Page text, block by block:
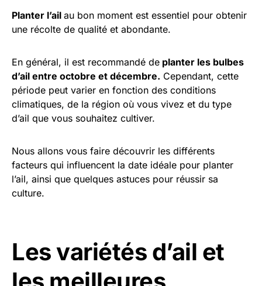
Planter l’ail au bon moment est essentiel pour obtenir
une récolte de qualité et abondante.
En général, il est recommandé de planter les bulbes
d’ail entre octobre et décembre. Cependant, cette
période peut varier en fonction des conditions
climatiques, de la région où vous vivez et du type
d’ail que vous souhaitez cultiver.
Nous allons vous faire découvrir les différents
facteurs qui influencent la date idéale pour planter
l’ail, ainsi que quelques astuces pour réussir sa
culture.
Les variétés d’ail et